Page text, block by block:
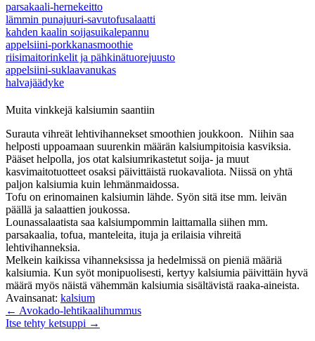
parsakaali-hernekeitto
lämmin punajuuri-savutofusalaatti
kahden kaalin soijasuikalepannu
appelsiini-porkkanasmoothie
riisimaitorinkelit ja pähkinätuorejuusto
appelsiini-suklaavanukas
halvajäädyke
Muita vinkkejä kalsiumin saantiin
Surauta vihreät lehtivihannekset smoothien joukkoon. Niihin saa
helposti uppoamaan suurenkin määrän kalsiumpitoisia kasviksia.
Pääset helpolla, jos otat kalsiumrikastetut soija- ja muut
kasvimaitotuotteet osaksi päivittäistä ruokavaliota. Niissä on yhtä
paljon kalsiumia kuin lehmänmaidossa.
Tofu on erinomainen kalsiumin lähde. Syön sitä itse mm. leivän
päällä ja salaattien joukossa.
Lounassalaatista saa kalsiumpommin laittamalla siihen mm.
parsakaalia, tofua, manteleita, ituja ja erilaisia vihreitä
lehtivihanneksia.
Melkein kaikissa vihanneksissa ja hedelmissä on pieniä määriä
kalsiumia. Kun syöt monipuolisesti, kertyy kalsiumia päivittäin hyvä
määrä myös näistä vähemmän kalsiumia sisältävistä raaka-aineista.
Avainsanat: kalsium
← Avokado-lehtikaalihummus
Itse tehty ketsuppi →